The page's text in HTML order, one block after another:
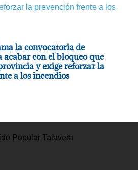
la convocatoria de
acabar con el bloqueo que
y exige reforzar la
a los incendios